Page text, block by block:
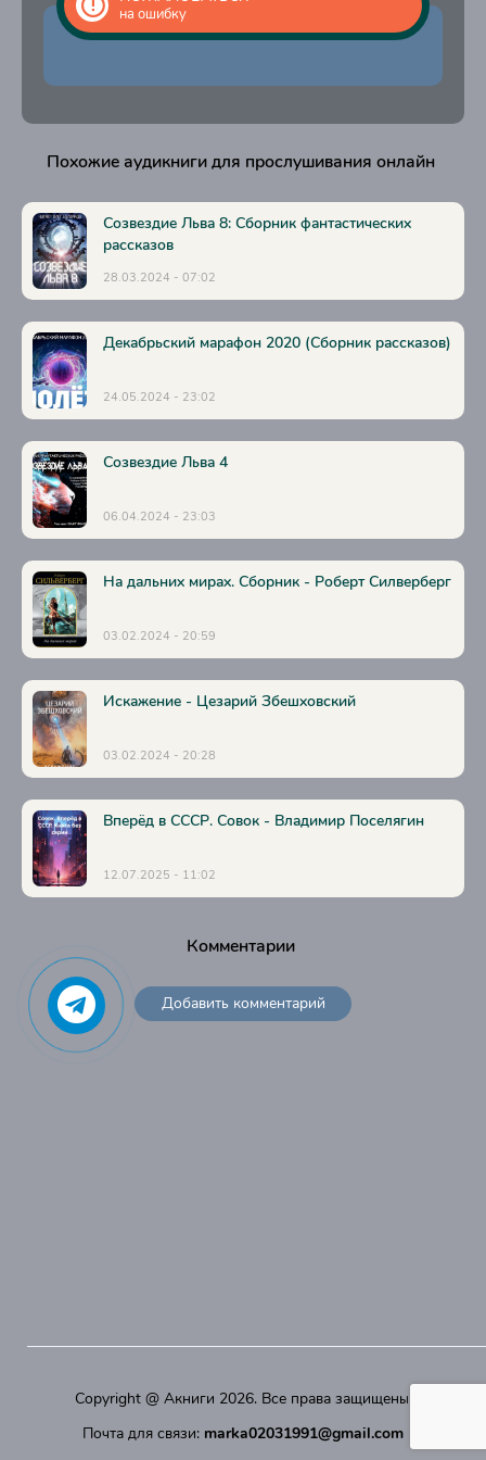
на ошибку
Похожие аудикниги для прослушивания онлайн
Созвездие Льва 8: Сборник фантастических
рассказов
28.03.2024 - 07:02
Декабрьский марафон 2020 (Сборник рассказов)
24.05.2024 - 23:02
Созвездие Льва 4
06.04.2024 - 23:03
На дальних мирах. Сборник - Роберт Силверберг
03.02.2024 - 20:59
Искажение - Цезарий Збешховский
03.02.2024 - 20:28
Вперёд в СССР. Совок - Владимир Поселягин
12.07.2025 - 11:02
Комментарии
Добавить комментарий
Copyright @ Акниги 2026. Все права защищены.
Почта для связи: marka02031991@gmail.com